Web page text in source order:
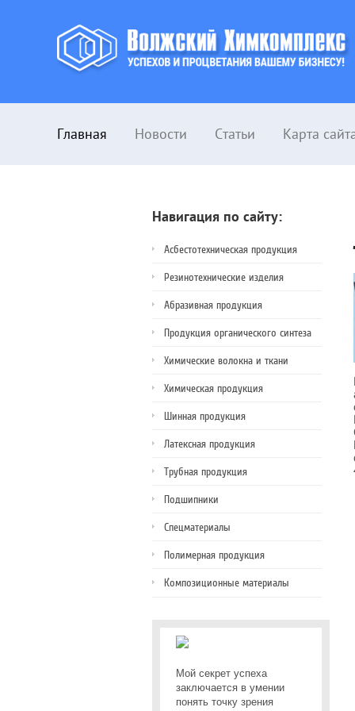
Главная Новости Статьи Карта
Навигация по сайту:
Асбестотехническая продукция
Резинотехнические изделия
Абразивная продукция
Продукция органического синтеза
Химические волокна и ткани
Химическая продукция
Шинная продукция
Латексная продукция
Трубная продукция
Подшипники
Спецматериалы
Полимерная продукция
Композиционные материалы
Мой секрет успеха
заключается в умении
понять точку зрения